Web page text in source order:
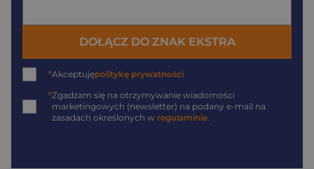
DOŁĄCZ DO ZNAK EKSTRA
*Akceptujępolitykę prywatności
*Zgadzam się na otrzymywanie wiadomości
marketingowych (newsletter) na podany e-mail na
zasadach określonych w regulaminie